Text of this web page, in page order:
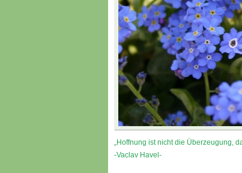
„Hoffnung ist nicht die Überzeugung,
-Vaclav Havel-